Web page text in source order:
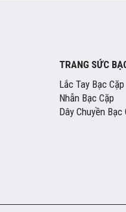
TRANG SỨC
Lắc Tay Bạc Cặp
Nhẫn Bạc Cặp
Dây Chuyền Bạc